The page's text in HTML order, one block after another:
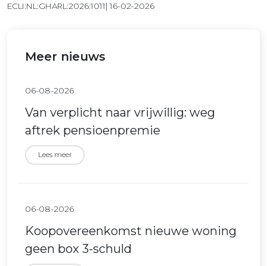
ECLI:NL:GHARL:2026:1011| 16-02-2026
Meer nieuws
06-08-2026
Van verplicht naar vrijwillig: weg
aftrek pensioenpremie
Lees meer
06-08-2026
Koopovereenkomst nieuwe woning
geen box 3-schuld